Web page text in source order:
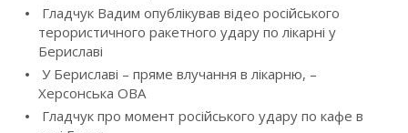
a
Гладчук Вадим опублікував відео російського
терористичного ракетного удару по лікарні у
Бериславі
У Бериславі – пряме влучання в лікарню, –
Херсонська ОВА
Гладчук про момент російського удару по кафе в